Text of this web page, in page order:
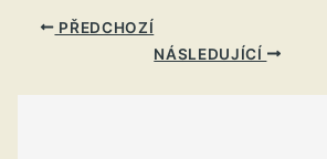
PŘEDCHOZÍ
NÁSLEDUJÍCÍ